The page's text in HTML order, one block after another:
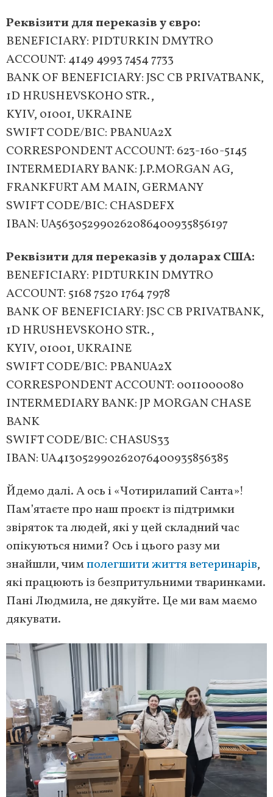
Реквізити для переказів у євро:
BENEFICIARY: PIDTURKIN DMYTRO
ACCOUNT: 4149 4993 7454 7733
BANK OF BENEFICIARY: JSC CB PRIVATBANK,
1D HRUSHEVSKOHO STR.,
KYIV, 01001, UKRAINE
SWIFT CODE/BIC: PBANUA2X
CORRESPONDENT ACCOUNT: 623-160-5145
INTERMEDIARY BANK: J.P.MORGAN AG,
FRANKFURT AM MAIN, GERMANY
SWIFT CODE/BIC: CHASDEFX
IBAN: UA563052990262086400935856197
Реквізити для переказів у доларах США:
BENEFICIARY: PIDTURKIN DMYTRO
ACCOUNT: 5168 7520 1764 7978
BANK OF BENEFICIARY: JSC CB PRIVATBANK,
1D HRUSHEVSKOHO STR.,
KYIV, 01001, UKRAINE
SWIFT CODE/BIC: PBANUA2X
CORRESPONDENT ACCOUNT: 0011000080
INTERMEDIARY BANK: JP MORGAN CHASE
BANK
SWIFT CODE/BIC: CHASUS33
IBAN: UA413052990262076400935856385
Йдемо далі. А ось і «Чотирилапий Санта»!
Пам’ятаєте про наш проєкт із підтримки
звіряток та людей, які у цей складний час
опікуються ними? Ось і цього разу ми
знайшли, чимполегшити життя ветеринарів,
які працюють із безпритульними тваринками.
Пані Людмила, не дякуйте. Це ми вам маємо
дякувати.